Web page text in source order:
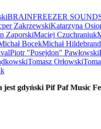
BRAINFREEZER
ZakrzewskiKatarzyna
ZaporskiMaciej Czuchraniuk
BocekMichał
Piotr "Posejdon" Pawłowski
Tomasz Orłowski
gdyński Pif Paf Music